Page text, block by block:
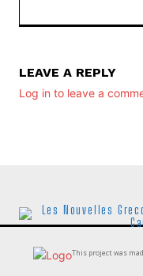
LEAVE A REPLY
Log in to leave a
Les Nouvelles
This project was